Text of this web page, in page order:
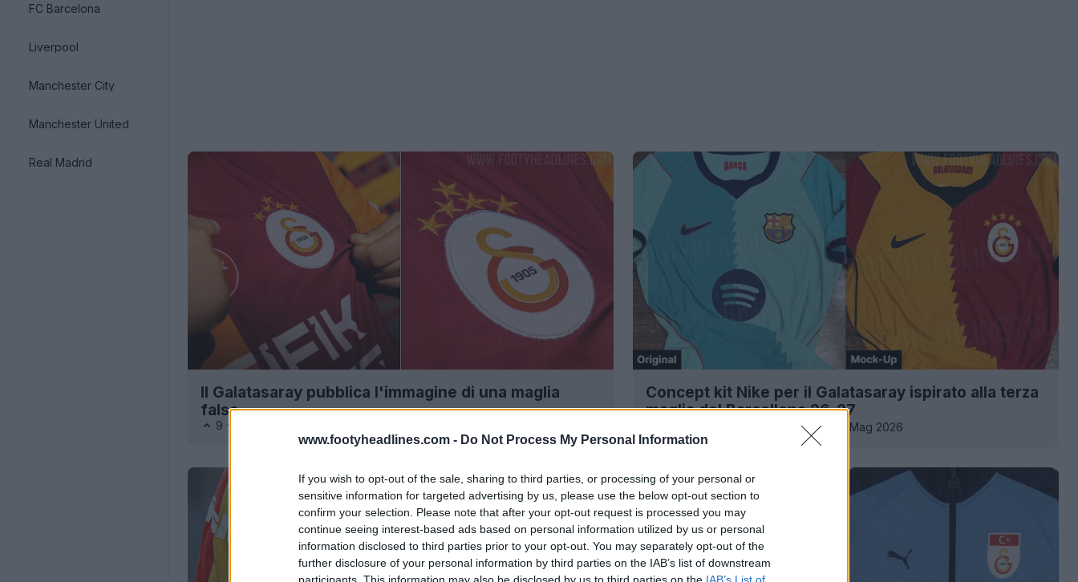
www.footyheadlines.com - Do Not Process My Personal Information
If you wish to opt-out of the sale, sharing to third parties, or processing of your personal or
sensitive information for targeted advertising by us, please use the below opt-out section to
confirm your selection. Please note that after your opt-out request is processed you may
continue seeing interest-based ads based on personal information utilized by us or personal
information disclosed to third parties prior to your opt-out. You may separately opt-out of the
further disclosure of your personal information by third parties on the IAB’s list of downstream
participants. This information may also be disclosed by us to third parties on the IAB’s List of
FC Barcelona
Liverpool
Manchester City
Manchester United
Real Madrid
Il Galatasaray pubblica l'immagine di una maglia
falsa
9
Concept kit Nike per il Galatasaray ispirato alla terza
maglia del Barcellona 26-27
3.2K 14 Mag 2026